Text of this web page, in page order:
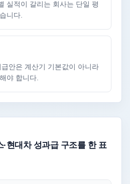
실적이 갈리는 회사는 단일 평
니다.
안은 계산기 기본값이 아니라
야 합니다.
·현대차 성과급 구조를 한 표